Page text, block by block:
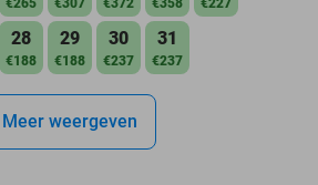
28
€188
29
€188
30
€237
31
€237
Meer weergeven